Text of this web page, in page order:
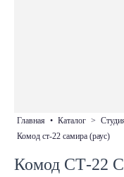
главная • каталог >
комод ст-22 самира (раус)
Комод СТ-22